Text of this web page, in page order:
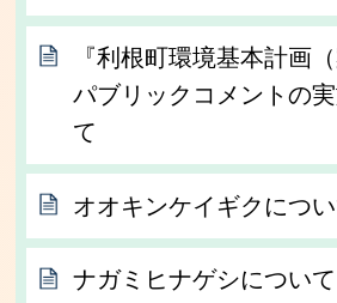
『利根町環境基本計画
パブリックコメントの
て
オオキンケイギクにつ
ナガミヒナゲシについて